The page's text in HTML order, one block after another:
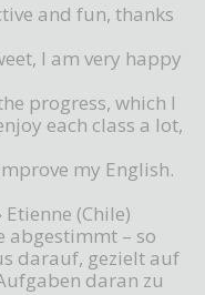
and fun, thanks
I am very happy
progress, which I
each class a lot,
my English.
(Chile)
abgestimmt – so
darauf, gezielt auf
daran zu